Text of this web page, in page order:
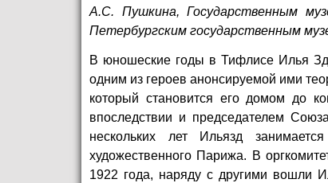
А.С. Пушкина, Государственным
Петербургским государственным
В юношеские годы в Тифлисе Илья
одним из героев анонсируемой ими
который становится его домом до
впоследствии и председателем
нескольких лет Ильязд
художественного Парижа. В
1922 года, наряду с другими вошли